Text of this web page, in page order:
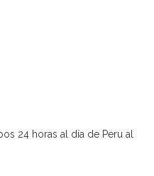
24 horas al día de Peru al